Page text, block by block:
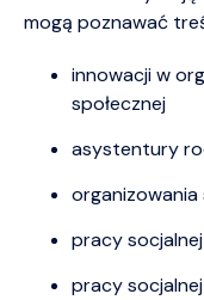
mogą poznawać
innowacji w
społecznej
asystentury
organizowania
pracy
pracy